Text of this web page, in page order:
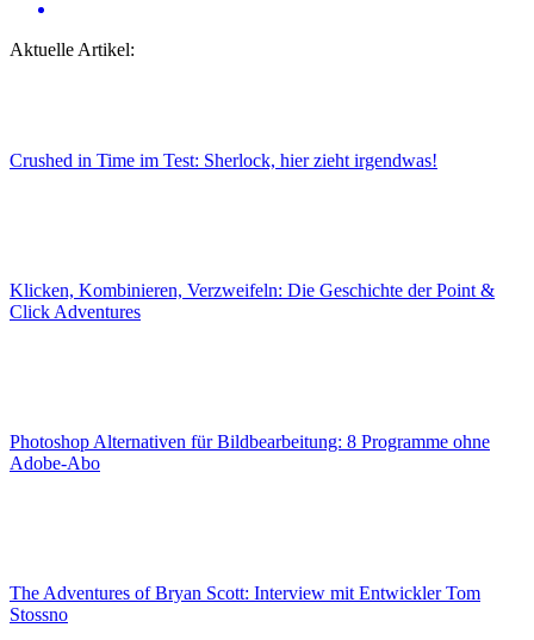
Aktuelle Artikel:
Crushed in Time im Test: Sherlock, hier zieht irgendwas!
Klicken, Kombinieren, Verzweifeln: Die Geschichte der Point &
Click Adventures
Photoshop Alternativen für Bildbearbeitung: 8 Programme ohne
Adobe-Abo
The Adventures of Bryan Scott: Interview mit Entwickler Tom
Stossno